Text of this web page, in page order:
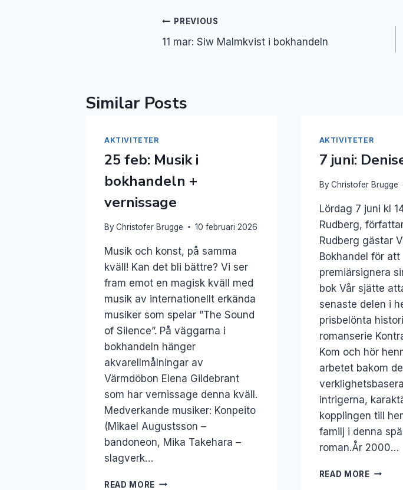
Inläggsnavigering
PREVIOUS
11 mar: Siw Malmkvist i bokhandeln
Similar Posts
AKTIVITETER
25 feb: Musik i
bokhandeln +
vernissage
By Christofer Brugge 10 februari 2026
Musik och konst, på samma
kväll! Kan det bli bättre? Vi ser
fram emot en magisk kväll med
musik av internationellt erkända
musiker som spelar ”The Sound
of Silence”. På väggarna i
bokhandeln hänger
akvarellmålningar av
Värmdöbon Elena Gildebrant
som har vernissage denna kväll.
Medverkande musiker: Konpeito
(Mikael Augustsson –
bandoneon, Mika Takehara –
slagverk…
READ MORE 25
AKTIVITETER
7 juni:
By Christofer Brugge
Lördag 7 juni kl
Rudberg,
Rudberg gästar
Bokhandel för att
premiärsignera
bok Vår sjätte
senaste delen i
prisbelönta
romanserie
Kom och hör
arbetet bakom de
intrigerna,
kopplingen till
familj i denna
roman.År 2000…
READ MORE7